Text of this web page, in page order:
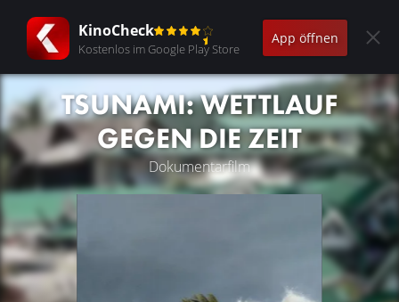
KinoCheck
Kostenlos im Google Play Store
App öffnen
TSUNAMI: WETTLAUF
GEGEN DIE ZEIT
Dokumentarfilm